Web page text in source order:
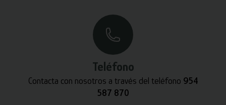
Teléfono
Contacta con nosotros a través del teléfono 954
587 870